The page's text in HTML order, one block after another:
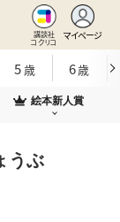
講談社
コクリコ
マイページ
5歳 6歳
絵本新人賞
うぶ